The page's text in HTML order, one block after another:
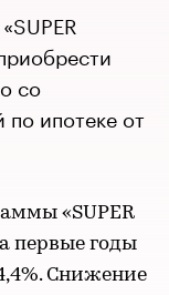
со
ипотеке от
«SUPER
первые годы
Снижение